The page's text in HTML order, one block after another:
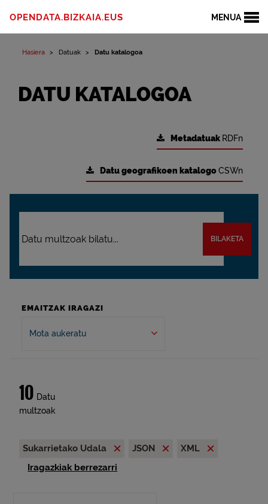
MENUA
OPENDATA.BIZKAIA.EUS
Hasiera Datuak Datu katalogoa
DATU KATALOGOA
Metadatuak RDFn
Datu geografikoen katalogoCSWn
BILAKETA
EMAITZAK IRAGAZI
Mota aukeratu
10 Datu
multzoak
Sukarrietako Udala JSON
XML
Iragazkiak berrezarri